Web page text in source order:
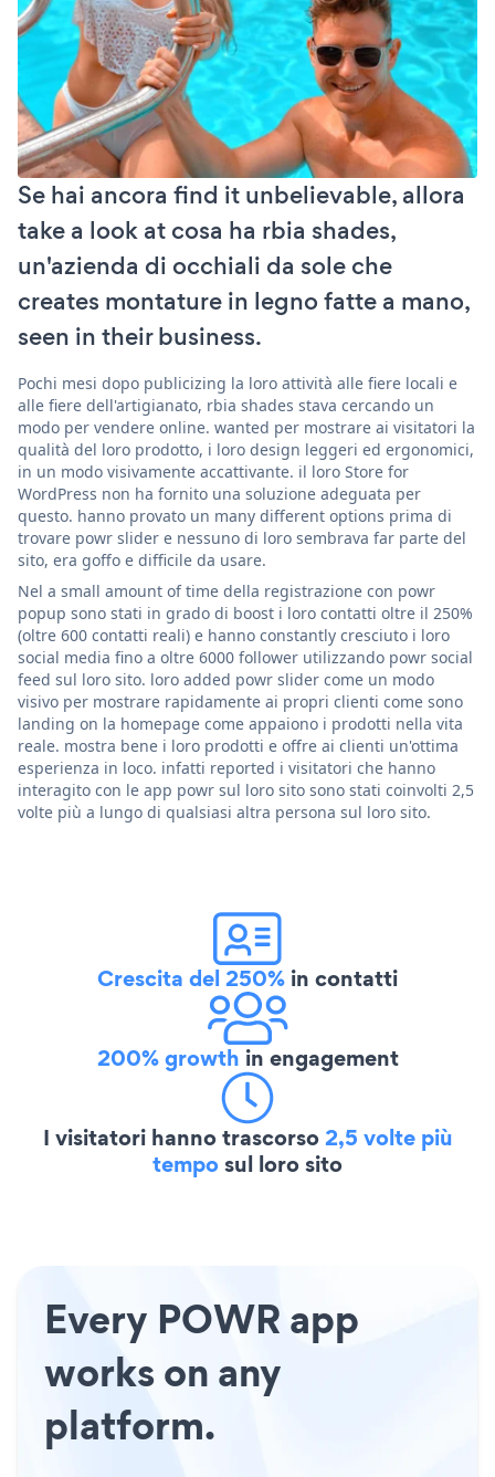
Se hai ancora find it unbelievable, allora
take a look at cosa ha rbia shades,
un'azienda di occhiali da sole che
creates montature in legno fatte a mano,
seen in their business.
Pochi mesi dopo publicizing la loro attività alle fiere locali e
alle fiere dell'artigianato, rbia shades stava cercando un
modo per vendere online. wanted per mostrare ai visitatori la
qualità del loro prodotto, i loro design leggeri ed ergonomici,
in un modo visivamente accattivante. il loro Store for
WordPress non ha fornito una soluzione adeguata per
questo. hanno provato un many different options prima di
trovare powr slider e nessuno di loro sembrava far parte del
sito, era goffo e difficile da usare.
Nel a small amount of time della registrazione con powr
popup sono stati in grado di boost i loro contatti oltre il 250%
(oltre 600 contatti reali) e hanno constantly cresciuto i loro
social media fino a oltre 6000 follower utilizzando powr social
feed sul loro sito. loro added powr slider come un modo
visivo per mostrare rapidamente ai propri clienti come sono
landing on la homepage come appaiono i prodotti nella vita
reale. mostra bene i loro prodotti e offre ai clienti un'ottima
esperienza in loco. infatti reported i visitatori che hanno
interagito con le app powr sul loro sito sono stati coinvolti 2,5
volte più a lungo di qualsiasi altra persona sul loro sito.
Crescita del 250% in contatti
200% growth in engagement
I visitatori hanno trascorso2,5 volte più
temposul loro sito
Every POWR app
works on any
platform.